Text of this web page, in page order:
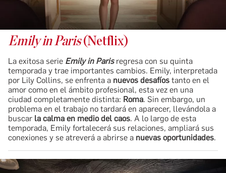
Emily in Paris(Netflix)
La exitosa serie Emily in Parisregresa con su quinta
temporada y trae importantes cambios. Emily, interpretada
por Lily Collins, se enfrenta a nuevos desafíos tanto en el
amor como en el ámbito profesional, esta vez en una
ciudad completamente distinta: Roma. Sin embargo, un
problema en el trabajo no tardará en aparecer, llevándola a
buscar la calma en medio del caos. A lo largo de esta
temporada, Emily fortalecerá sus relaciones, ampliará sus
conexiones y se atreverá a abrirse a nuevas oportunidades.